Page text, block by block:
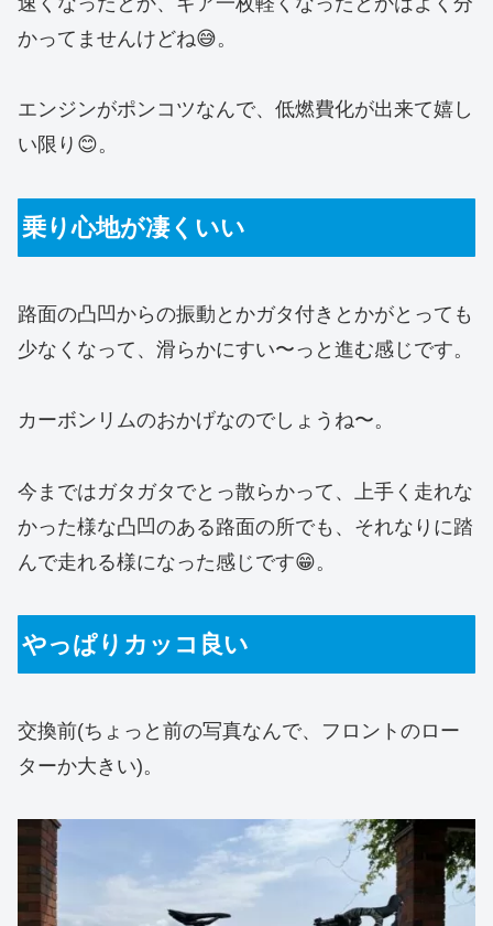
かってませんけどね😅。
エンジンがポンコツなんで、低燃費化が出来て嬉し
い限り😊。
乗り心地が凄くいい
路面の凸凹からの振動とかガタ付きとかがとっても
少なくなって、滑らかにすい〜っと進む感じです。
カーボンリムのおかげなのでしょうね〜。
今まではガタガタでとっ散らかって、上手く走れな
かった様な凸凹のある路面の所でも、それなりに踏
んで走れる様になった感じです😁。
やっぱりカッコ良い
交換前(ちょっと前の写真なんで、フロントのロー
ターか大きい)。